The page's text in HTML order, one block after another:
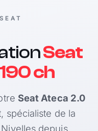
Seat
ch
Seat Ateca 2.0
spécialiste de la
depuis